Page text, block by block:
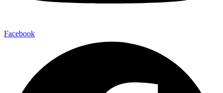
Facebook